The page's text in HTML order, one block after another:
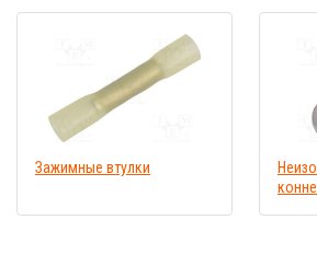
Зажимные втулки